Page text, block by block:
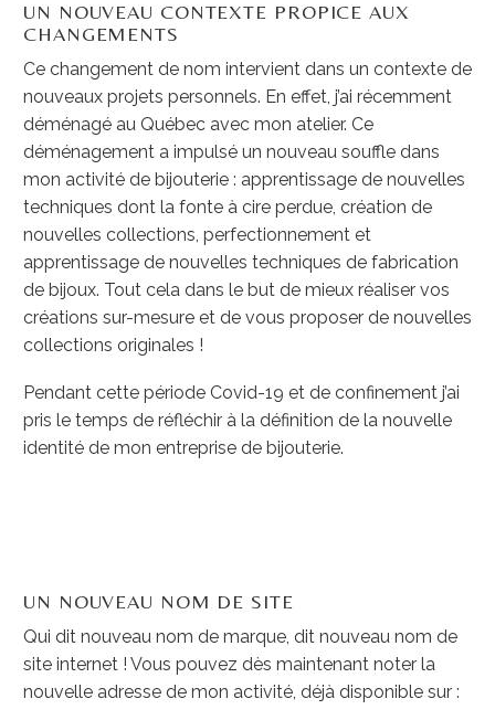
UN NOUVEAU CONTEXTE PROPICE AUX
CHANGEMENTS
Ce changement de nom intervient dans un contexte de
nouveaux projets personnels. En effet, j’ai récemment
déménagé au Québec avec mon atelier. Ce
déménagement a impulsé un nouveau souffle dans
mon activité de bijouterie : apprentissage de nouvelles
techniques dont la fonte à cire perdue, création de
nouvelles collections, perfectionnement et
apprentissage de nouvelles techniques de fabrication
de bijoux. Tout cela dans le but de mieux réaliser vos
créations sur-mesure et de vous proposer de nouvelles
collections originales !
Pendant cette période Covid-19 et de confinement j’ai
pris le temps de réfléchir à la définition de la nouvelle
identité de mon entreprise de bijouterie.
UN NOUVEAU NOM DE SITE
Qui dit nouveau nom de marque, dit nouveau nom de
site internet ! Vous pouvez dès maintenant noter la
nouvelle adresse de mon activité, déjà disponible sur :